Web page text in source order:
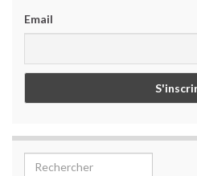
Email
Search for: